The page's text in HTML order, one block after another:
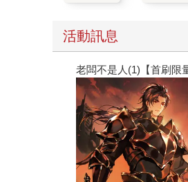
活動訊息
老闆不是人(1)【首刷限